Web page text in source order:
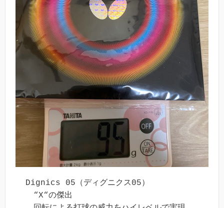
Dignics 05（ディグニクス05）
“X“の傑出